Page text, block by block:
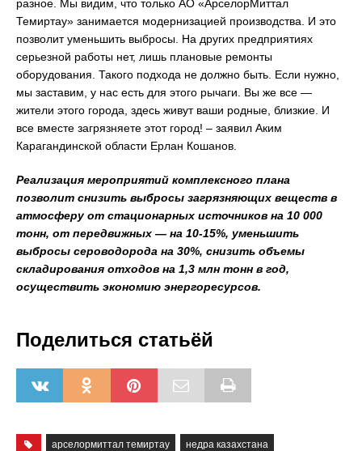
разное. Мы видим, что только АО «АрселорМиттал
Темиртау» занимается модернизацией производства. И это
позволит уменьшить выбросы. На других предприятиях
серьезной работы нет, лишь плановые ремонты
оборудования. Такого подхода не должно быть. Если нужно,
мы заставим, у нас есть для этого рычаги. Вы же все —
жители этого города, здесь живут ваши родные, близкие. И
все вместе загрязняете этот город! – заявил Аким
Карагандинской области Ерлан Кошанов.
Реализация мероприятий комплексного плана
позволит снизить выбросы загрязняющих веществ в
атмосферу от стационарных источников на 10 000
тонн, от передвижных — на 10-15%, уменьшить
выбросы сероводорода на 30%, снизить объемы
складирования отходов на 1,3 млн тонн в год,
осуществить экономию энергоресурсов.
Поделиться статьёй
арселормиттал темиртау недра казахстана